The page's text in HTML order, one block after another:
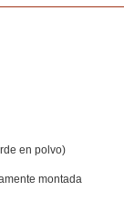
en polvo)
montada